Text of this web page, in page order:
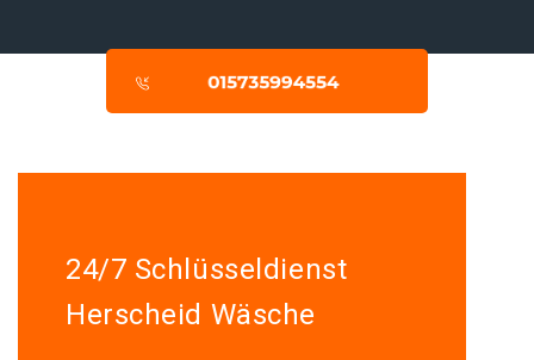
24/7 Schlüsseldienst
Herscheid Wäsche